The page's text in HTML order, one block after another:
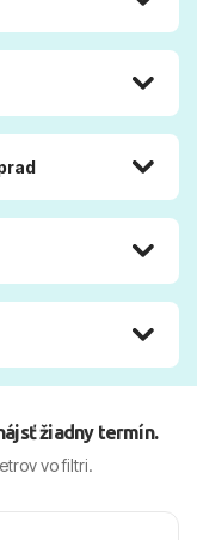
žiadny termín.
vo filtri.